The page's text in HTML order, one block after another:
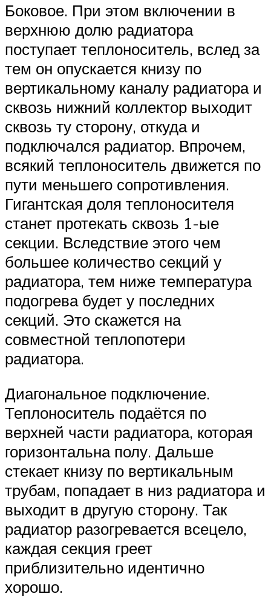
Боковое. При этом включении в
верхнюю долю радиатора
поступает теплоноситель, вслед за
тем он опускается книзу по
вертикальному каналу радиатора и
сквозь нижний коллектор выходит
сквозь ту сторону, откуда и
подключался радиатор. Впрочем,
всякий теплоноситель движется по
пути меньшего сопротивления.
Гигантская доля теплоносителя
станет протекать сквозь 1-ые
секции. Вследствие этого чем
большее количество секций у
радиатора, тем ниже температура
подогрева будет у последних
секций. Это скажется на
совместной теплопотери
радиатора.
Диагональное подключение.
Теплоноситель подаётся по
верхней части радиатора, которая
горизонтальна полу. Дальше
стекает книзу по вертикальным
трубам, попадает в низ радиатора и
выходит в другую сторону. Так
радиатор разогревается всецело,
каждая секция греет
приблизительно идентично
хорошо.